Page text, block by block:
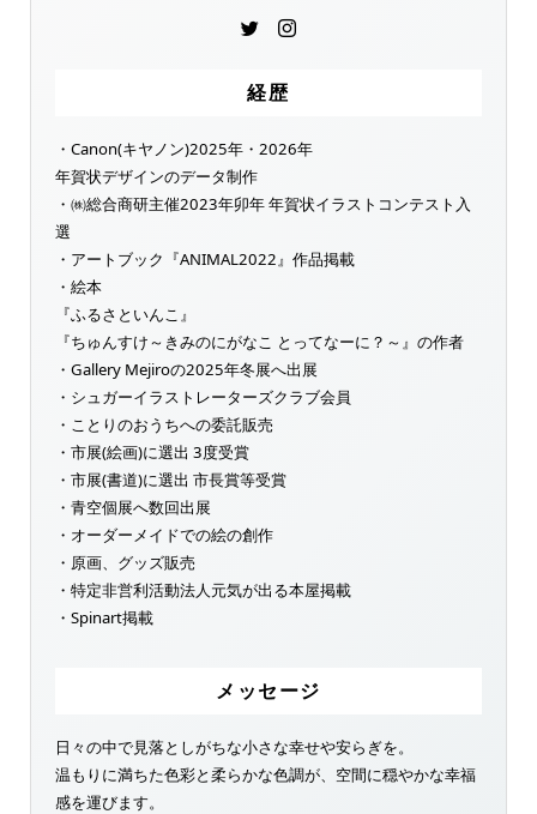
経歴
・Canon(キヤノン)2025年・2026年
年賀状デザインのデータ制作
・㈱総合商研主催2023年卯年 年賀状イラストコンテスト入
選
・アートブック『ANIMAL2022』作品掲載
・絵本
『ふるさといんこ』
『ちゅんすけ～きみのにがなこ とってなーに？～』の作者
・Gallery Mejiroの2025年冬展へ出展
・シュガーイラストレーターズクラブ会員
・ことりのおうちへの委託販売
・市展(絵画)に選出 3度受賞
・市展(書道)に選出 市長賞等受賞
・青空個展へ数回出展
・オーダーメイドでの絵の創作
・原画、グッズ販売
・特定非営利活動法人元気が出る本屋掲載
・Spinart掲載
メッセージ
日々の中で見落としがちな小さな幸せや安らぎを。
温もりに満ちた色彩と柔らかな色調が、空間に穏やかな幸福
感を運びます。